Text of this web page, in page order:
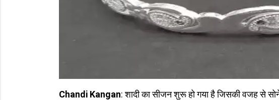
Chandi Kangan: शादी का सीजन शुरू हो गया है जिसकी वजह से